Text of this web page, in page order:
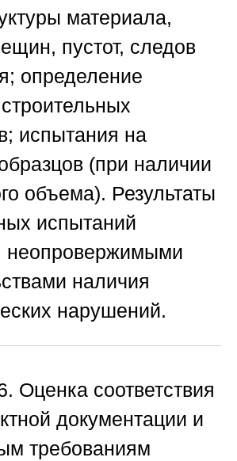
материала,
пустот, следов
определение
строительных
испытания на
(при наличии
объема). Результаты
испытаний
неопровержимыми
наличия
нарушений.
Оценка соответствия
документации и
требованиям